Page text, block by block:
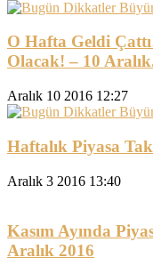
O Hafta Geldi
Olacak! – 10
Aralık 10 2016 12:27
Haftalık Piyasa
Aralık 3 2016 13:40
Kasım Ayında
Aralık 2016